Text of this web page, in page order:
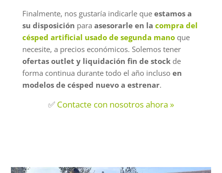
Finalmente, nos gustaría indicarle que estamos a
su disposición para asesorarle en la compra del
césped artificial usado de segunda manoque
necesite, a precios económicos. Solemos tener
ofertas outlet y liquidación fin de stockde
forma continua durante todo el año incluso en
modelos de césped nuevo a estrenar.
✅ Contacte con nosotros ahora »